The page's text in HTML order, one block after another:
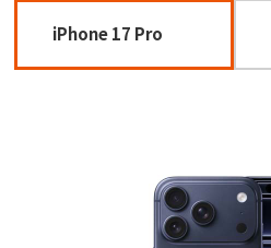
iPhone 17 Pro